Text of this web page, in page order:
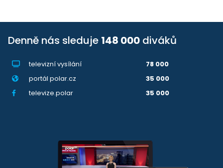
Denně nás sleduje 148 000 diváků
televizní vysílání
78 000
portál polar.cz
35 000
televize.polar
35 000